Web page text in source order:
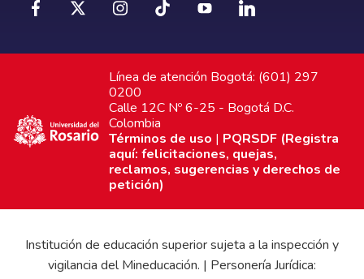
Línea de atención Bogotá: (601) 297
0200
Calle 12C Nº 6-25 - Bogotá D.C.
Colombia
Términos de uso | PQRSDF (Registra
aquí: felicitaciones, quejas,
reclamos, sugerencias y derechos de
petición)
Institución de educación superior sujeta a la inspección y
vigilancia del Mineducación. | Personería Jurídica: